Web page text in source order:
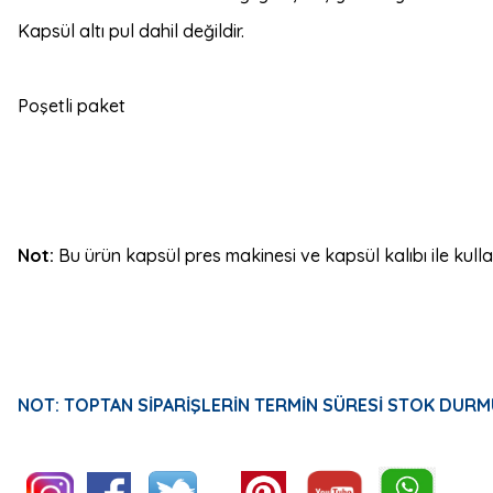
Kapsül altı pul dahil değildir.
Poşetli paket
Not: Bu ürün kapsül pres makinesi ve kapsül kalıbı ile
NOT: TOPTAN SİPARİŞLERİN TERMİN SÜRESİ STOK